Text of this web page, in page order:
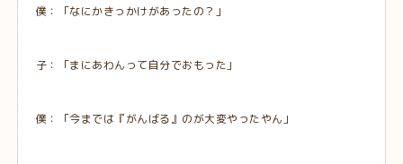
僕：「なにかきっかけがあったの？」
子：「まにあわんって自分でおもった」
僕：「今までは『がんばる』のが大変やったやん」